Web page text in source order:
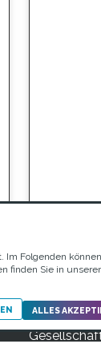
BPV
ABOUT US
Vision
Im Folgenden
finden Sie in unserer
ALLES